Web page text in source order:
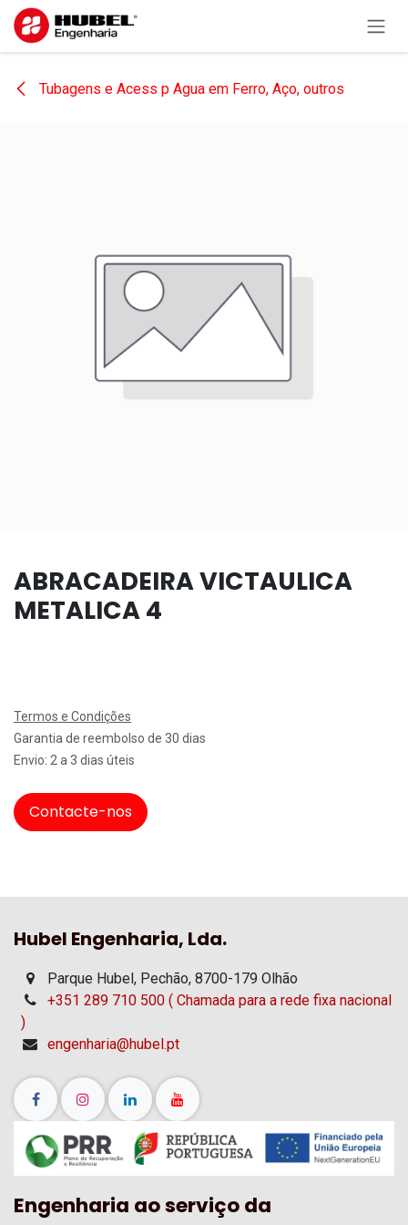
Pular para o conteúdo
Tubagens e Acess p Agua em Ferro, Aço, outros
ABRACADEIRA VICTAULICA
METALICA 4
Termos e Condições
Garantia de reembolso de 30 dias
Envio: 2 a 3 dias úteis
Contacte-nos
Hubel Engenharia, Lda.
Parque Hubel, Pechão, 8700-179 Olhão
+351 289 710 500 ( Chamada para a rede fixa nacional
)
engenharia@hubel.pt
Engenharia ao serviço da